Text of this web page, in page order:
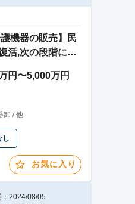
機器の販売】民
活,次の段階に向
円〜5,000万円
卸 / 他
し
お気に入り
：2024/08/05